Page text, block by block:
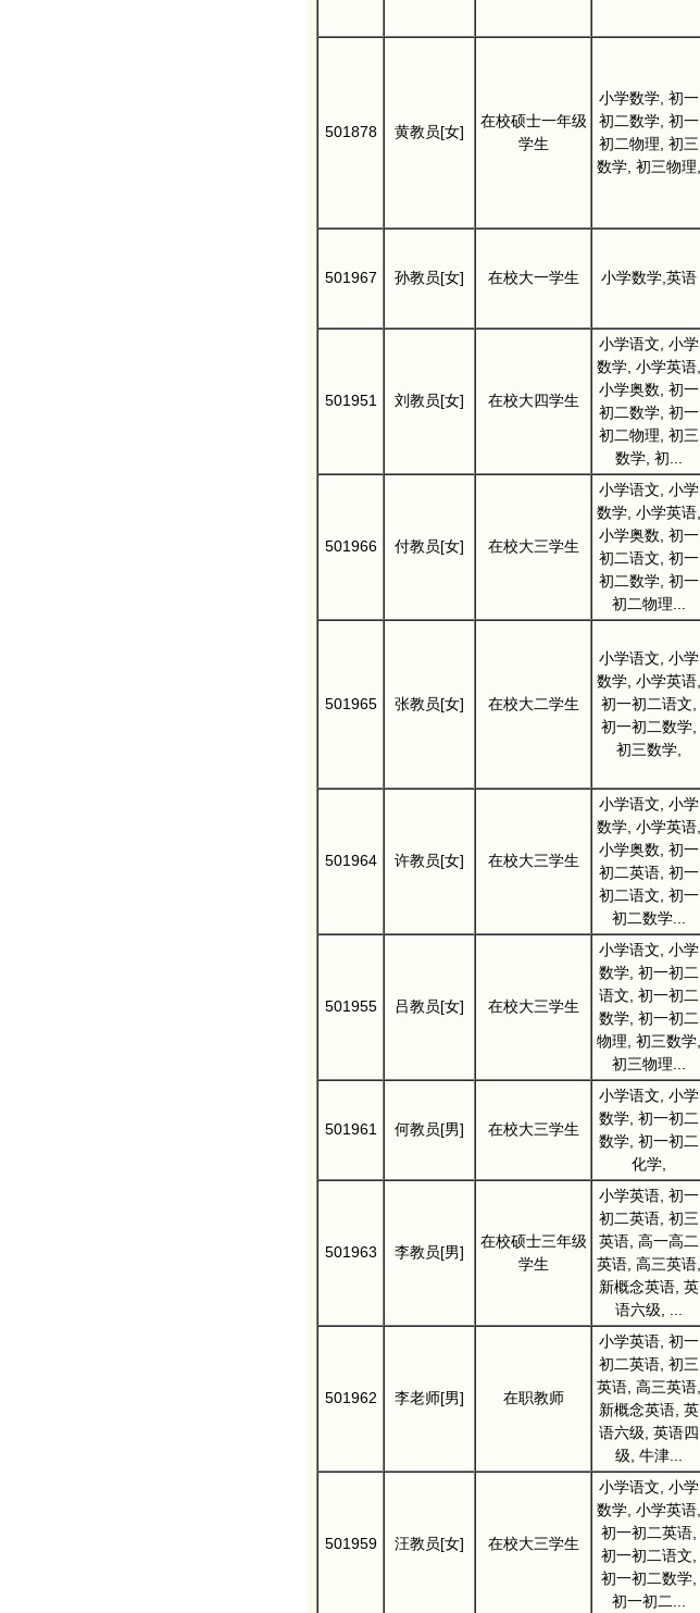
501878 黄教员[女]
在校硕士一年级
学生
小学数学, 初一
初二数学, 初一
初二物理, 初三
数学, 初三物理,
501967 孙教员[女] 在校大一学生 小学数学,英语
501951 刘教员[女] 在校大四学生
小学语文, 小学
数学, 小学英语,
小学奥数, 初一
初二数学, 初一
初二物理, 初三
数学, 初...
501966 付教员[女] 在校大三学生
小学语文, 小学
数学, 小学英语,
小学奥数, 初一
初二语文, 初一
初二数学, 初一
初二物理...
501965 张教员[女] 在校大二学生
小学语文, 小学
数学, 小学英语,
初一初二语文,
初一初二数学,
初三数学,
501964 许教员[女] 在校大三学生
小学语文, 小学
数学, 小学英语,
小学奥数, 初一
初二英语, 初一
初二语文, 初一
初二数学...
501955 吕教员[女] 在校大三学生
小学语文, 小学
数学, 初一初二
语文, 初一初二
数学, 初一初二
物理, 初三数学,
初三物理...
501961 何教员[男] 在校大三学生
小学语文, 小学
数学, 初一初二
数学, 初一初二
化学,
501963 李教员[男]
在校硕士三年级
学生
小学英语, 初一
初二英语, 初三
英语, 高一高二
英语, 高三英语,
新概念英语, 英
语六级, ...
501962 李老师[男] 在职教师
小学英语, 初一
初二英语, 初三
英语, 高三英语,
新概念英语, 英
语六级, 英语四
级, 牛津...
501959 汪教员[女] 在校大三学生
小学语文, 小学
数学, 小学英语,
初一初二英语,
初一初二语文,
初一初二数学,
初一初二...